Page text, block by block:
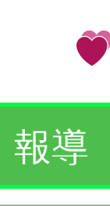
報導